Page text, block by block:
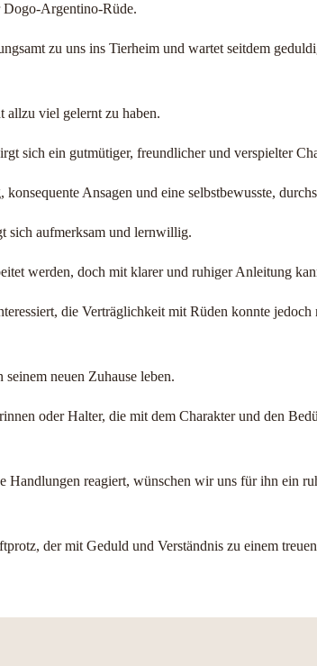
Dogo-Argentino-Rüde.
zu uns ins Tierheim und wartet seitdem
allzu viel gelernt zu haben.
sich ein gutmütiger, freundlicher und verspielter
Ansagen und eine selbstbewusste,
sich aufmerksam und lernwillig.
werden, doch mit klarer und ruhiger Anleitung
die Verträglichkeit mit Rüden konnte jedoch
neuen Zuhause leben.
oder Halter, die mit dem Charakter und den
Handlungen reagiert, wünschen wir uns für ihn ein
der mit Geduld und Verständnis zu einem